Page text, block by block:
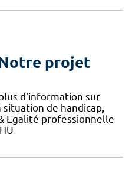
projet
d'information sur
de handicap,
Egalité professionnelle